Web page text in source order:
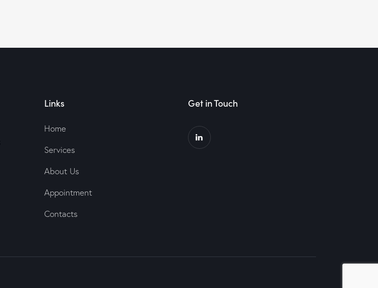
Links
Home
Services
About Us
Appointment
Contacts
Get in Touch